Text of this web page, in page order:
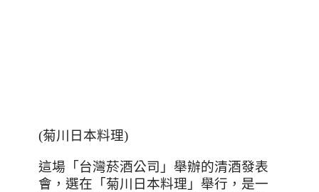
(菊川日本料理)
這場「台灣菸酒公司」舉辦的清酒發表
會，選在「菊川日本料理」舉行，是一